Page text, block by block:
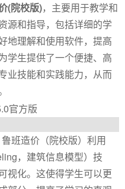
(院校版)，主要用于教学和
源和指导，包括详细的学
地理解和使用软件，提高
学生提供了一个便捷、高
业技能和实践能力，从而
鲁班造价（院校版）利用
，建筑信息模型）技
视化。这使得学生可以更